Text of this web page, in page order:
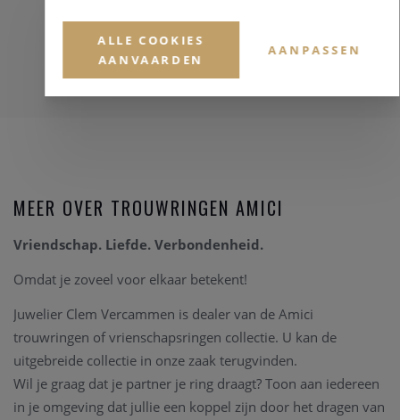
MEER OVER TROUWRINGEN AMICI
Vriendschap. Liefde. Verbondenheid.
Omdat je zoveel voor elkaar betekent!
Juwelier Clem Vercammen is dealer van de Amici
trouwringen of vrienschapsringen collectie. U kan de
uitgebreide collectie in onze zaak terugvinden.
Wil je graag dat je partner je ring draagt? Toon aan iedereen
in je omgeving dat jullie een koppel zijn door het dragen van
ALLE COOKIES
AANVAARDEN
AANPASSEN